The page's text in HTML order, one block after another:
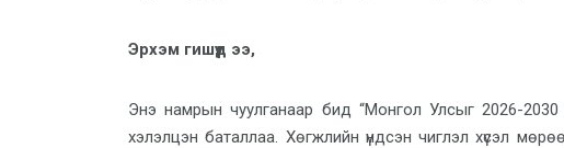
Эрхэм гишүүд ээ,
Энэ намрын чуулганаар бид “Монгол Улсыг 2026-2030
хэлэлцэн баталлаа. Хөгжлийн үндсэн чиглэл хүсэл